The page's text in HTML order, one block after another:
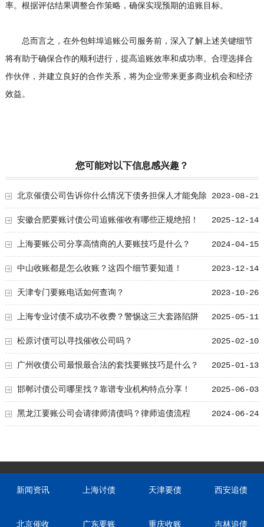
率。根据评估结果调整合作策略，确保实现预期的追账目标。
总而言之，在外包蚌埠追账公司服务前，深入了解上述关键细节
将有助于确保合作的顺利进行，提高追账效率和成功率。合理选择合
作伙伴，并建立良好的合作关系，将为企业带来更多商业机会和经济
效益。
您可能对以下信息感兴趣？
2023-08-21
北京催债公司告诉你什么情况下债务担保人才能免除
责任？ 2025-12-14
安徽合肥要账讨债公司追账催收有哪些正规绝招！
2024-04-15
上海要账公司分享高情商的人要账技巧是什么？
2023-12-14
中山收账都是怎么收账？这四个细节要知道！
2023-10-26
天津专门要账电话如何查询？
2025-05-11
上海专业讨债不成功不收费？警惕这三大套路陷阱
2025-02-10
松原讨债可以寻找催收公司吗？
2025-01-13
广州收债公司最恨最合法的套找要账技巧是什么？
2025-06-03
邯郸讨债公司哪里找？靠谱专业机构特点分享！
2024-06-24
黑龙江要账公司会请律师清债吗？律师追债流程
新闻资讯 上海讨债 天津要债 西安追债
北京催收 广东要账 重庆收账 吉林追债